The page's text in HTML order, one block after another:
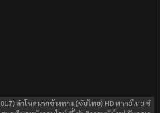
ล่าโหดนรกข้างทาง (ซับไทย) HD พากย์ไทย ซั